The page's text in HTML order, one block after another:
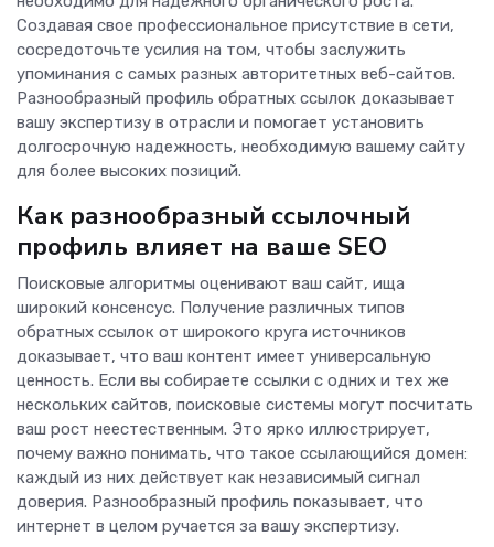
Создавая свое профессиональное присутствие в сети,
сосредоточьте усилия на том, чтобы заслужить
упоминания с самых разных авторитетных веб-сайтов.
Разнообразный профиль обратных ссылок доказывает
вашу экспертизу в отрасли и помогает установить
долгосрочную надежность, необходимую вашему сайту
для более высоких позиций.
Как разнообразный ссылочный
профиль влияет на ваше SEO
Поисковые алгоритмы оценивают ваш сайт, ища
широкий консенсус. Получение различных типов
обратных ссылок от широкого круга источников
доказывает, что ваш контент имеет универсальную
ценность. Если вы собираете ссылки с одних и тех же
нескольких сайтов, поисковые системы могут посчитать
ваш рост неестественным. Это ярко иллюстрирует,
почему важно понимать, что такое ссылающийся домен:
каждый из них действует как независимый сигнал
доверия. Разнообразный профиль показывает, что
интернет в целом ручается за вашу экспертизу.